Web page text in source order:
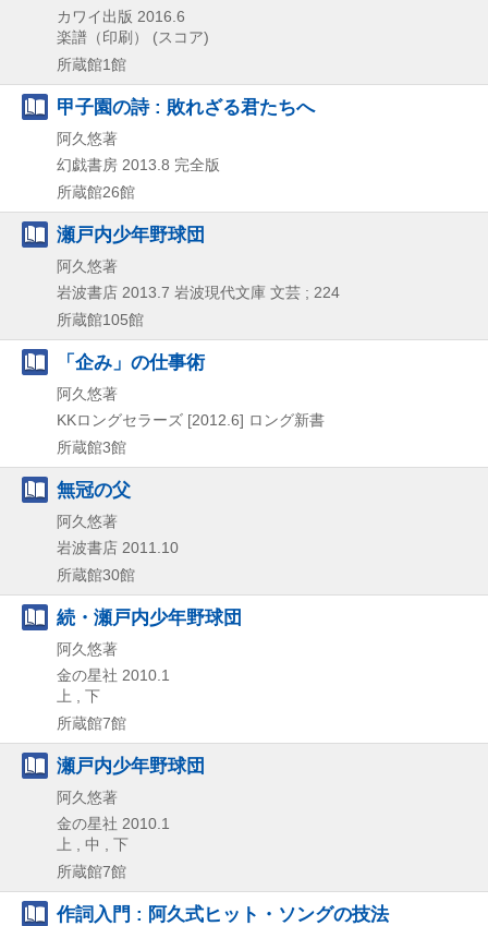
カワイ出版 2016.6
楽譜（印刷） (スコア)
所蔵館1館
甲子園の詩 : 敗れざる君たちへ
阿久悠著
幻戯書房 2013.8 完全版
所蔵館26館
瀬戸内少年野球団
阿久悠著
岩波書店 2013.7 岩波現代文庫 文芸 ; 224
所蔵館105館
「企み」の仕事術
阿久悠著
KKロングセラーズ [2012.6] ロング新書
所蔵館3館
無冠の父
阿久悠著
岩波書店 2011.10
所蔵館30館
続・瀬戸内少年野球団
阿久悠著
金の星社 2010.1
上 , 下
所蔵館7館
瀬戸内少年野球団
阿久悠著
金の星社 2010.1
上 , 中 , 下
所蔵館7館
作詞入門 : 阿久式ヒット・ソングの技法